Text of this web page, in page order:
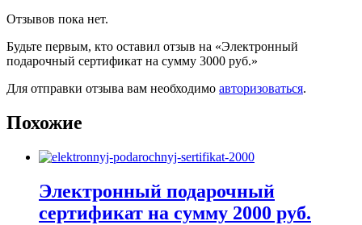
Отзывов пока нет.
Будьте первым, кто оставил отзыв на «Электронный
подарочный сертификат на сумму 3000 руб.»
Для отправки отзыва вам необходимо авторизоваться.
Похожие
Электронный подарочный
сертификат на сумму 2000 руб.